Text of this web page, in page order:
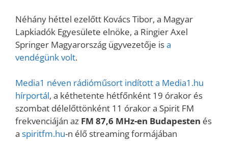
Néhány héttel ezelőtt Kovács Tibor, a Magyar
Lapkiadók Egyesülete elnöke, a Ringier Axel
Springer Magyarország ügyvezetője isa
vendégünk volt.
Media1 néven rádióműsort indított a Media1.hu
hírportál, a kéthetente hétfőnként 19 órakor és
szombat délelőttönként 11 órakor a Spirit FM
frekvenciáján az FM 87,6 MHz-en Budapesten és
a spiritfm.hu-n élő streaming formájában